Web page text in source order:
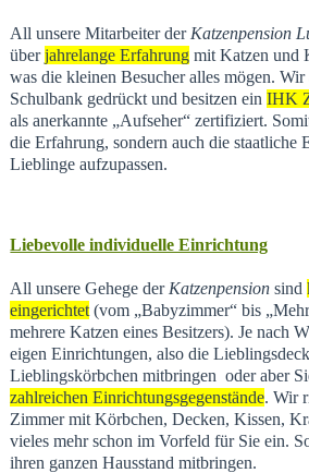
All unsere Mitarbeiter der Katzenpension
überjahrelange Erfahrung mit Katzen und
was die kleinen Besucher alles mögen.
Schulbank gedrückt und besitzen einIHK
als anerkannte „Aufseher“ zertifiziert.
die Erfahrung, sondern auch die staatliche
Lieblinge aufzupassen.
Liebevolle individuelle Einrichtung
All unsere Gehege der Katzenpension sind
eingerichtet (vom „Babyzimmer“ bis
mehrere Katzen eines Besitzers). Je nach
eigen Einrichtungen, also die
Lieblingskörbchen mitbringen oder aber
zahlreichen Einrichtungsgegenstände. Wir
Zimmer mit Körbchen, Decken, Kissen,
vieles mehr schon im Vorfeld für Sie ein.
ihren ganzen Hausstand mitbringen.